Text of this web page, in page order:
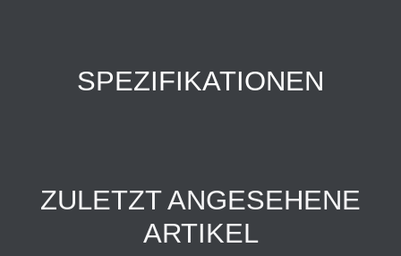
SPEZIFIKATIONEN
ZULETZT ANGESEHENE
ARTIKEL